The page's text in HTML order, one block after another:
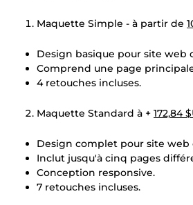
Maquette Simple - à partir de
Design basique pour site web
Comprend une page
4 retouches incluses.
Maquette Standard à + 172,84
Design complet pour site web
Inclut jusqu'à cinq pages
Conception responsive.
7 retouches incluses.